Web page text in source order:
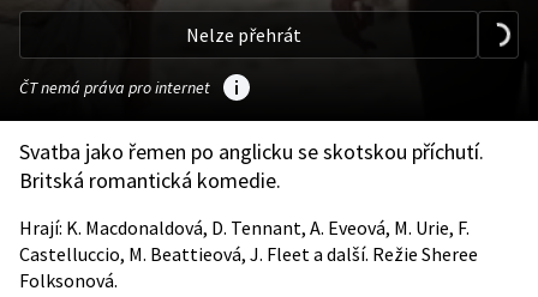
Nelze přehrát
ČT nemá práva pro internet
Svatba jako řemen po anglicku se skotskou příchutí.
Britská romantická komedie.
Hrají: K. Macdonaldová, D. Tennant, A. Eveová, M. Urie, F.
Castelluccio, M. Beattieová, J. Fleet a další. Režie Sheree
Folksonová.